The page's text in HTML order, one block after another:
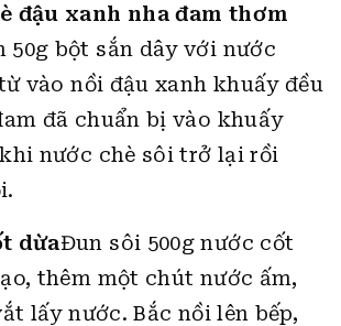
đậu xanh nha đam thơm
50g bột sắn dây với nước
vào nồi đậu xanh khuấy đều
đã chuẩn bị vào khuấy
nước chè sôi trở lại rồi
dừaĐun sôi 500g nước cốt
thêm một chút nước ấm,
lấy nước. Bắc nồi lên bếp,